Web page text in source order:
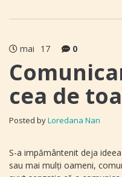
mai 17 0
cea de
Posted byLoredana Nan
S-a impământenit deja
sau mai mulţi oameni,